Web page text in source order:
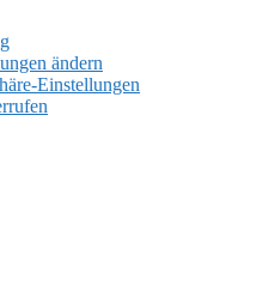
ändern
Einstellungen